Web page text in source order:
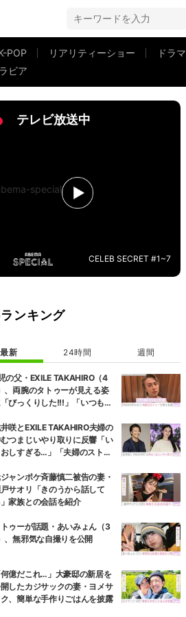
POP リアリティーショー
ドラマ
ビア
テレビ放送中
CELEB SECRET #1~7
ンキング
最新 24時間 週間
の父・EXILE TAKAHIRO（4
、両腕のタトゥーが見える姿
びっくりした!!!」「いつもと
響
咲とEXILE TAKAHIRO夫婦の
つまじいやり取りに反響「い
おしすぎる…」「夫婦のストー
ャンポケ斉藤慎二被告の妻・
サオリ「きのうから話して
家族との会話を紹介
ゥーが話題・あいみょん（3
、無邪気な自撮りを公開
何億だこれ…」大豪邸の新居を
したカジサックの妻・ヨメサ
ク、簡単な手作りごはんを披露